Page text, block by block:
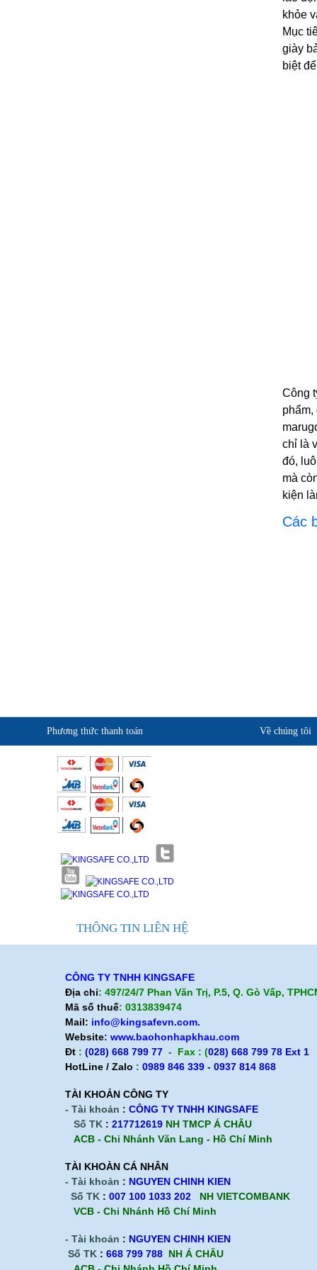
Tìm hiểu dây an toàn toàn thân Hàn Quốc
Kukje 2 móc nhôm sun ( có đai bụng)
Dây an toàn toàn thân Hàn Quốc Kukje 2
móc nhôm
Dây an toàn toàn thân Hàn Quốc Kukje 1
móc nhôm
Dây an toàn toàn thân Hàn Quốc Kukje 1
móc sắt
Bảo vệ chính mình với dây an toàn toàn
Giới thiệu về dây an toàn toàn thân Hàn
Quốc Kukje 2 móc nhôm
Dây an toàn toàn thân Hàn Quốc Kukje 1
móc nhôm
Băng keo vải 3M 3939
Băng keo giấy 3M 2308
Băng keo dán nền 3M 766
Băng keo 1 mặt dán thùng 3M 309
Băng keo test độ dính 3M 250
Băng keo chống trơn trượt
Băng keo cường lực 3M VHB 4950
Dây an toàn thân Hàn Quốc Kukje 1 móc
khỏe
Mục
giày
biệt
Công
chỉ là
đó,
mà
kiện
Các
Phương thức thanh toán Về chúng tôi
THÔNG TIN LIÊN HỆ
CÔNG TY TNHH KINGSAFE
Địa chỉ: 497/24/7 Phan Văn Trị, P.5, Q. Gò Vấp,
Mã số thuế: 0313839474
Mail: info@kingsafevn.com.
Website: www.baohonhapkhau.com
Đt : (028) 668 799 77 - Fax : (028) 668 799 78 Ext 1
HotLine / Zalo : 0989 846 339 - 0937 814 868
TÀI KHOẢN CÔNG TY
- Tài khoản : CÔNG TY TNHH KINGSAFE
Số TK : 217712619 NH TMCP Á CHÂU
ACB - Chi Nhánh Văn Lang - Hồ Chí Minh
TÀI KHOÀN CÁ NHÂN
- Tài khoản : NGUYEN CHINH KIEN
Số TK : 007 100 1033 202
NH VIETCOMBANK
VCB - Chi Nhánh Hồ Chí Minh
- Tài khoản : NGUYEN CHINH KIEN
Số TK : 668 799 788 NH Á CHÂU